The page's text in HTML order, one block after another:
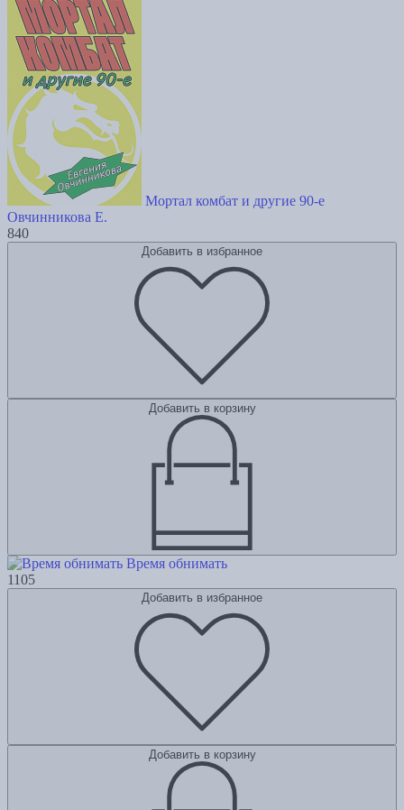
Мортал комбат и другие 90-е
Овчинникова Е.
840
Добавить в избранное
Добавить в корзину
Время обнимать
1105
Добавить в избранное
Добавить в корзину